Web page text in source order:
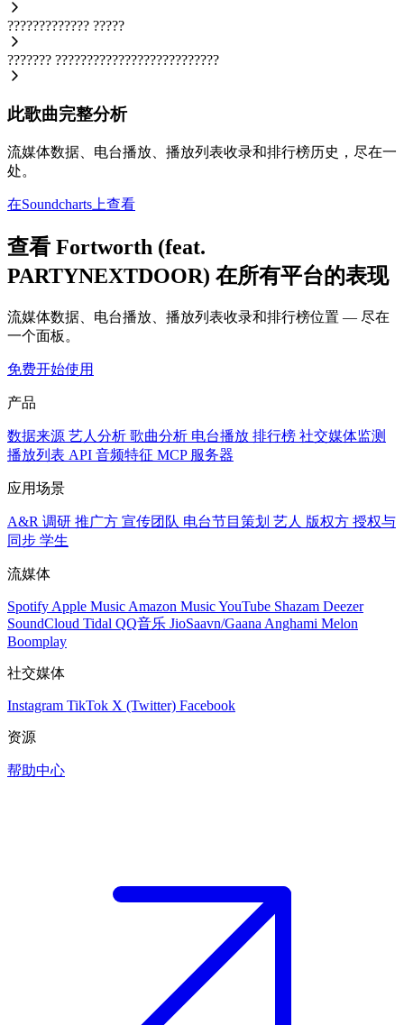
????????????? ?????
??????? ??????????????????????????
此歌曲完整分析
流媒体数据、电台播放、播放列表收录和排行榜历史，尽在一
处。
在Soundcharts上查看
查看 Fortworth (feat.
PARTYNEXTDOOR) 在所有平台的表现
流媒体数据、电台播放、播放列表收录和排行榜位置 — 尽在
一个面板。
免费开始使用
产品
数据来源 艺人分析 歌曲分析 电台播放 排行榜 社交媒体监测
播放列表 API 音频特征 MCP 服务器
应用场景
A&R 调研 推广方 宣传团队 电台节目策划 艺人 版权方 授权与
同步 学生
流媒体
Spotify Apple Music Amazon MusicYouTube Shazam Deezer
SoundCloud Tidal QQ音乐 JioSaavn/Gaana Anghami Melon
Boomplay
社交媒体
Instagram TikTok X (Twitter) Facebook
资源
帮助中心